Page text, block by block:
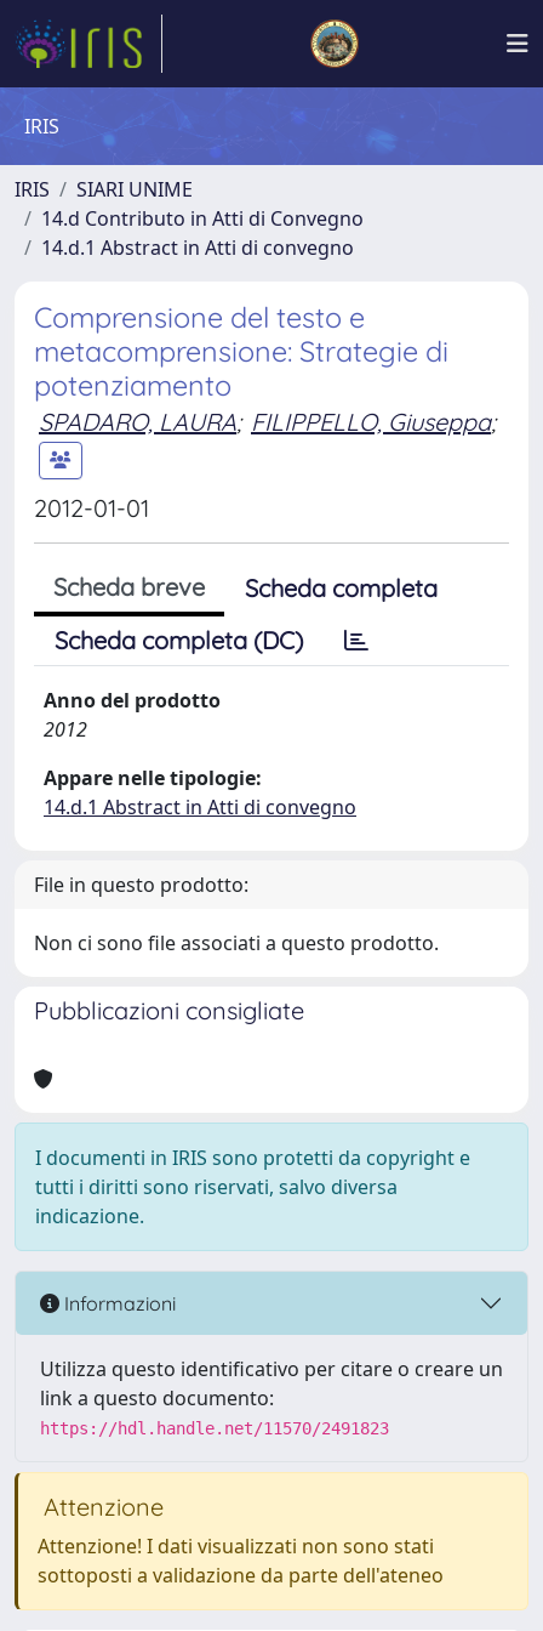
IRIS
IRIS
SIARI UNIME
14.d Contributo in Atti di Convegno
14.d.1 Abstract in Atti di convegno
Comprensione del testo e
metacomprensione: Strategie di
potenziamento
SPADARO, LAURA; FILIPPELLO, Giuseppa;
2012-01-01
Scheda breve
Scheda completa
Scheda completa (DC)
Anno del prodotto
2012
Appare nelle tipologie:
14.d.1 Abstract in Atti di convegno
File in questo prodotto:
Non ci sono file associati a questo prodotto.
Pubblicazioni consigliate
I documenti in IRIS sono protetti da copyright e
tutti i diritti sono riservati, salvo diversa
indicazione.
Informazioni
Utilizza questo identificativo per citare o creare un
link a questo documento:
https://hdl.handle.net/11570/2491823
Attenzione
Attenzione! I dati visualizzati non sono stati
sottoposti a validazione da parte dell'ateneo